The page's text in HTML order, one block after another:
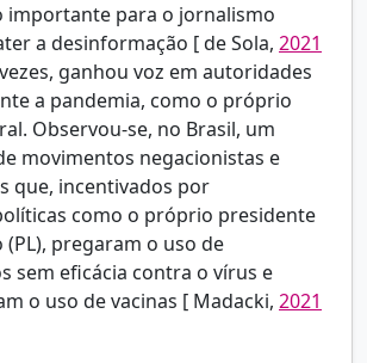
importante para o jornalismo
a desinformação [de Sola, 2021
ganhou voz em autoridades
a pandemia, como o próprio
Observou-se, no Brasil, um
movimentos negacionistas e
que, incentivados por
como o próprio presidente
(PL), pregaram o uso de
sem eficácia contra o vírus e
o uso de vacinas [ Madacki, 2021